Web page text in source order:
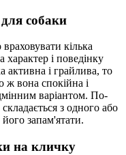
собаки
кілька
характер і поведінку
і грайлива, то
ж вона спокійна і
варіантом. По-
з одного або
запам'ятати.
на кличку